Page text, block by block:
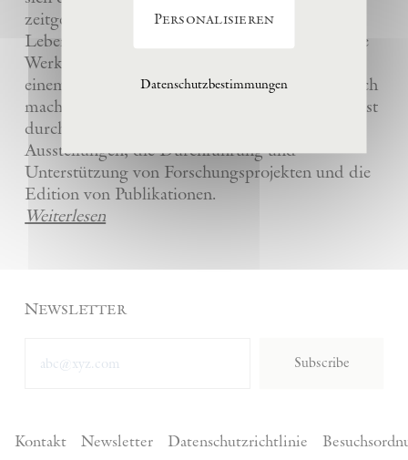
zeitgenössischer Kunst, insbesondere des
Lebenswerks von Anselm Kiefer, indem sie seine
Werke und die anderer Künstler bewahrt und
einem breiten Publikum in La Ribaute zugänglich
macht. Die Stiftung fördert zeitgenössische Kunst
durch die Organisation von internationalen
Ausstellungen, die Durchführung und
Unterstützung von Forschungsprojekten und die
Edition von Publikationen.
Weiterlesen
Newsletter
Subscribe
Kontakt Newsletter Datenschutzrichtlinie
Personalisieren
Datenschutzbestimmungen